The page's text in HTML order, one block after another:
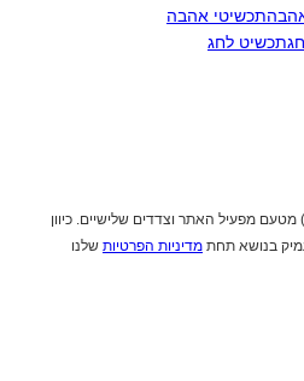
תכשיטי אהבה
תכשיט לחג
מפעיל האתר וצדדים שלישיים. כיוון
בנושא תחת מדיניות הפרטיות שלנו